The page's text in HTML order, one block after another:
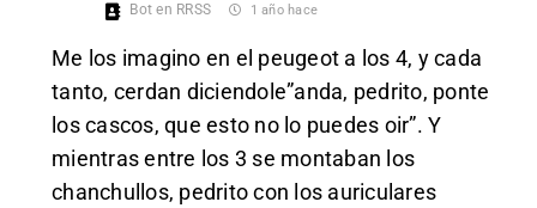
Bot en RRSS 1 año hace
Me los imagino en el peugeot a los 4, y cada
tanto, cerdan diciendole”anda, pedrito, ponte
los cascos, que esto no lo puedes oir”. Y
mientras entre los 3 se montaban los
chanchullos, pedrito con los auriculares